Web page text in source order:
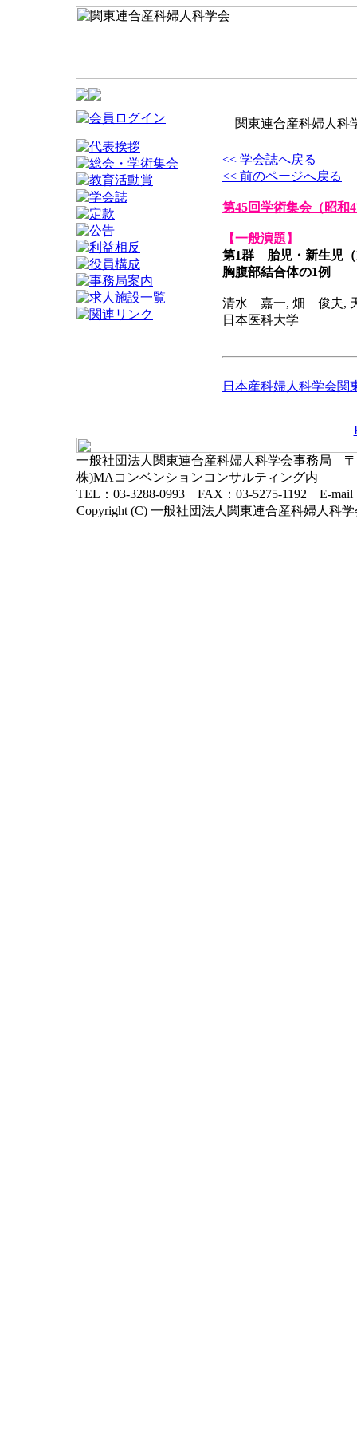
関東連合産科婦人科
<< 学会誌へ戻る
<< 前のページへ戻る
第45回学術集会（昭和
【一般演題】
第1群 胎児・新生児
胸腹部結合体の1例
清水 嘉一, 畑 俊夫,
日本医科大学
日本産科婦人科学会関
一般社団法人関東連合産科婦人科学会事務局 〒
株)MAコンベンションコンサルティング内
TEL：03-3288-0993 FAX：03-5275-1192 E-mail
Copyright (C) 一般社団法人関東連合産科婦人科